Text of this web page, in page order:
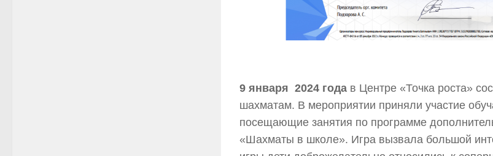
9 января 2024 года в Центре «Точка роста»
шахматам. В мероприятии приняли участие
посещающие занятия по программе
«Шахматы в школе». Игра вызвала большой